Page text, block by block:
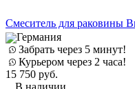
Cмеситель для раковины
Германия
Забрать через 5 минут!
Курьером через 2 часа!
15 750 руб.